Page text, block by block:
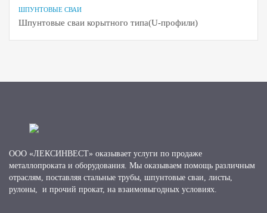
ШПУНТОВЫЕ СВАИ
Шпунтовые сваи корытного типа(U-профили)
ООО «ЛЕКСИНВЕСТ» оказывает услуги по продаже
металлопроката и оборудования. Мы оказываем помощь различным
отраслям, поставляя стальные трубы, шпунтовые сваи, листы,
рулоны, и прочий прокат, на взаимовыгодных условиях.